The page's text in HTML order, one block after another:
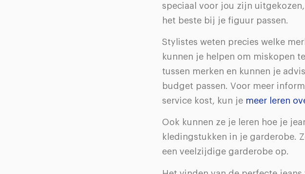
speciaal voor jou zijn
het beste bij je figuur passen.
Stylistes weten precies welke
kunnen je helpen om miskopen
tussen merken en kunnen je
budget passen. Voor meer
service kost, kun je meer leren
Ook kunnen ze je leren hoe je
kledingstukken in je garderobe.
een veelzijdige garderobe op.